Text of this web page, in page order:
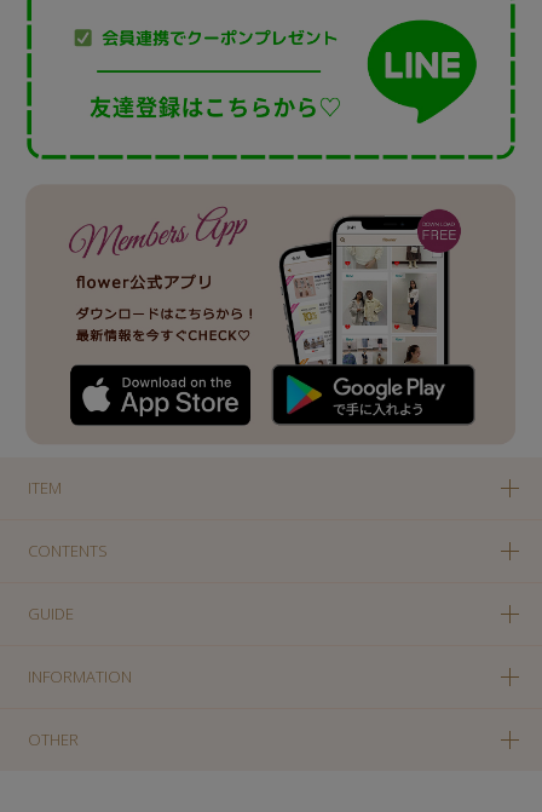
ITEM
CONTENTS
GUIDE
INFORMATION
OTHER